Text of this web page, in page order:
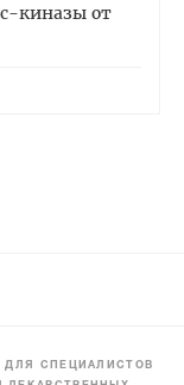
киназы от
ДЛЯ СПЕЦИАЛИСТОВ